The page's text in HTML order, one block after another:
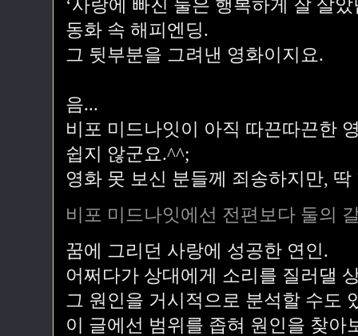
‘사랑에 빠진 둘은 행복하게 잘 살았
동화 속 해피엔딩.
그 뒷부분을 그려낸 영화이지요.
음...
비포 미드나잇이 아직 따끈따끈한
쉽지 않군요.^^;
영화 못 보신 분들께 죄송하지만,
비포 미드나잇에선 전편보다 둘의
꿈에 그리던 사랑에 성공한 연인.
어쩌다가 상대에게 소리를 질러댈
그 원인을 거시적으로 분석할 수도
이 글에선 범위를 좁혀 원인을 찾아